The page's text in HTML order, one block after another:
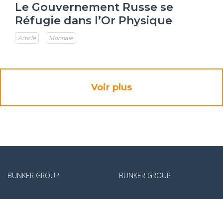
Le Gouvernement Russe se
Réfugie dans l’Or Physique
Article Monnaie
Voir plus
BUNKER GROUP BUNKER GROUP